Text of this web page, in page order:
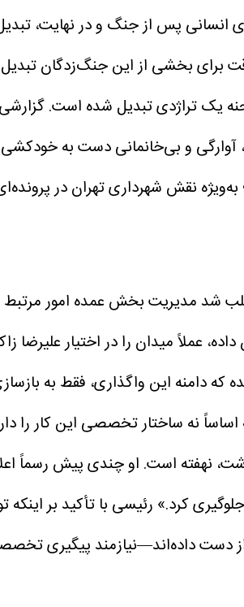
پس از جنگ و در نهایت،
برای بخشی از این جنگ‌زدگان
یک تراژدی تبدیل شده است.
و بی‌خانمانی دست به
نقش شهرداری تهران در
تهران داوطلب شد مدیریت بخش عمده
عملاً میدان را در اختیار
که دامنه این واگذاری، فقط به
نه ساختار تخصصی این کار را
نهفته است. او چندی پیش رسماً
کرد.» رئیسی با تأکید بر
دست داده‌اند—نیازمند پیگیری